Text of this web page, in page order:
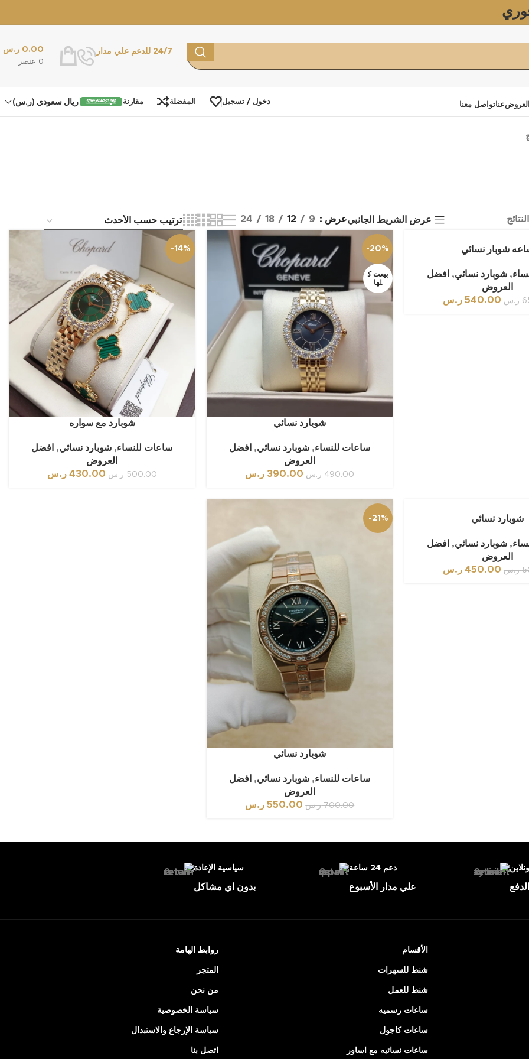
24/7 للدعم علي مدار
0 عنصر
0.00 ر.س
عناتواصل معنا دخول / تسجيل المفضلة مقارنة ريال سعودي (ر.س)
عرض الشريط الجانبيعرض 9
12
18
24
شوبار نسائي
, شوبارد نسائي, افضل
العروض
ر.س 540.00 ر.س
-20%
بيعت ك
لها
شوبارد نسائي
ساعات للنساء, شوبارد نسائي, افضل
العروض
490.00 ر.س 390.00 ر.س
-14%
شوبارد مع سواره
ساعات للنساء, شوبارد نسائي, افضل
العروض
500.00 ر.س 430.00 ر.س
شوبارد نسائي
, شوبارد نسائي, افضل
العروض
ر.س 450.00 ر.س
-21%
شوبارد نسائي
ساعات للنساء, شوبارد نسائي, افضل
العروض
700.00 ر.س 550.00 ر.س
دعم 24 ساعة
علي مدار الأسبوع
سياسية الإعادة
بدون اي مشاكل
الأقسام
شنط للسهرات
شنط للعمل
ساعات رسميه
ساعات كاجول
ساعات نسائيه مع اساور
روابط الهامة
المتجر
من نحن
سياسة الخصوصية
سياسة الإرجاع والاستبدال
اتصل بنا